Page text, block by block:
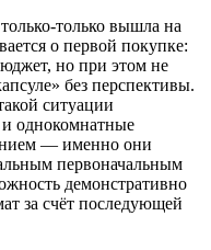
только вышла на
о первой покупке:
но при этом не
без перспективы.
ситуации
однокомнатные
— именно они
первоначальным
демонстративно
за счёт последующей